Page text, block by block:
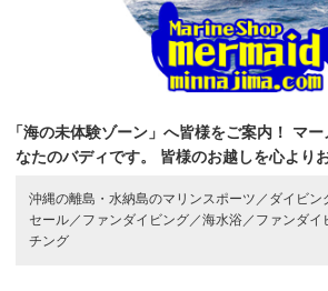
「海の未体験ゾーン」へ皆様をご案内！
マー
なたのバディです。
皆様のお越しを心より
沖縄の離島・水納島のマリンスポーツ／ ダイビン
セール／ ファンダイビング／海水浴／ ファンダイ
チング